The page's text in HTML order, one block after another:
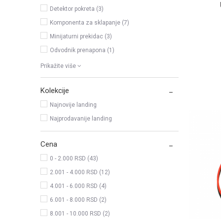
Detektor pokreta (3)
Komponenta za sklapanje (7)
Minijaturni prekidac (3)
Odvodnik prenapona (1)
Prikažite više
Kolekcije
Najnovije landing
Najprodavanije landing
Cena
0 - 2.000 RSD (43)
2.001 - 4.000 RSD (12)
4.001 - 6.000 RSD (4)
6.001 - 8.000 RSD (2)
8.001 - 10.000 RSD (2)